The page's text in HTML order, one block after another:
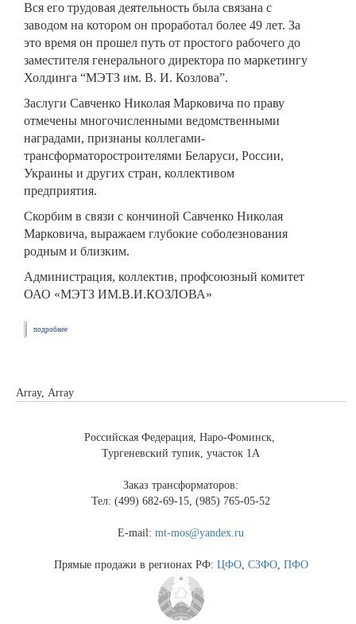
Вся его трудовая деятельность была связана с
заводом на котором он проработал более 49 лет. За
это время он прошел путь от простого рабочего до
заместителя генерального директора по маркетингу
Холдинга “МЭТЗ им. В. И. Козлова”.
Заслуги Савченко Николая Марковича по праву
отмечены многочисленными ведомственными
наградами, признаны коллегами-
трансформаторостроителями Беларуси, России,
Украины и других стран, коллективом
предприятия.
Скорбим в связи с кончиной Савченко Николая
Марковича, выражаем глубокие соболезнования
родным и близким.
Администрация, коллектив, профсоюзный комитет
ОАО «МЭТЗ ИМ.В.И.КОЗЛОВА»
подробнее
Array, Array
Российская Федерация, Наро-Фоминск,
Тургеневский тупик, участок 1А
Заказ трансформаторов:
Тел: (499) 682-69-15, (985) 765-05-52
E-mail:mt-mos@yandex.ru
Прямые продажи в регионах РФ: ЦФО, СЗФО, ПФО